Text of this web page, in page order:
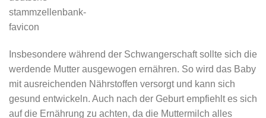
Insbesondere während der Schwangerschaft sollte sich die
werdende Mutter ausgewogen ernähren. So wird das Baby
mit ausreichenden Nährstoffen versorgt und kann sich
gesund entwickeln. Auch nach der Geburt empfiehlt es sich
auf die Ernährung zu achten, da die Muttermilch alles